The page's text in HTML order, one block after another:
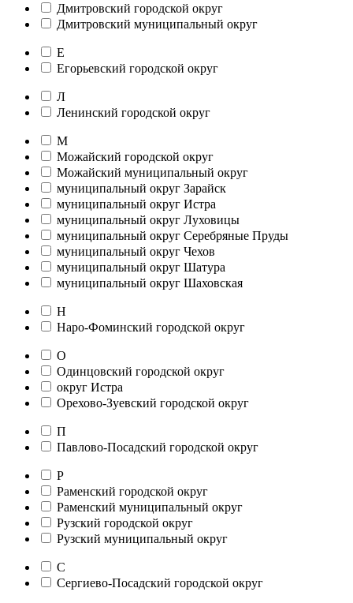
Дмитровский городской округ
Дмитровский муниципальный округ
Е
Егорьевский городской округ
Л
Ленинский городской округ
М
Можайский городской округ
Можайский муниципальный округ
муниципальный округ Зарайск
муниципальный округ Истра
муниципальный округ Луховицы
муниципальный округ Серебряные Пруды
муниципальный округ Чехов
муниципальный округ Шатура
муниципальный округ Шаховская
Н
Наро-Фоминский городской округ
О
Одинцовский городской округ
округ Истра
Орехово-Зуевский городской округ
П
Павлово-Посадский городской округ
Р
Раменский городской округ
Раменский муниципальный округ
Рузский городской округ
Рузский муниципальный округ
С
Сергиево-Посадский городской округ